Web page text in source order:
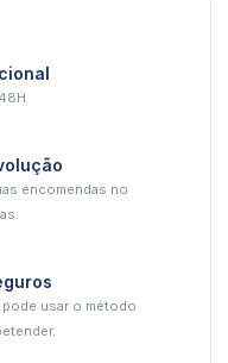
encomendas no
usar o método